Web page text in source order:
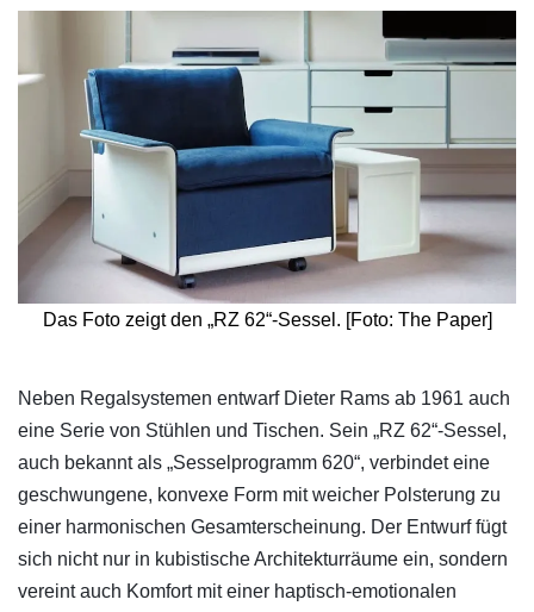
Das Foto zeigt den „RZ 62“-Sessel. [Foto: The Paper]
​Neben Regalsystemen entwarf Dieter Rams ab 1961 auch
eine Serie von Stühlen und Tischen. Sein „RZ 62“-Sessel,
auch bekannt als „Sesselprogramm 620“, verbindet eine
geschwungene, konvexe Form mit weicher Polsterung zu
einer harmonischen Gesamterscheinung. Der Entwurf fügt
sich nicht nur in kubistische Architekturräume ein, sondern
vereint auch Komfort mit einer haptisch-emotionalen